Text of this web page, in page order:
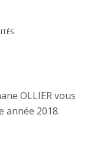
OLLIER vous
année 2018.